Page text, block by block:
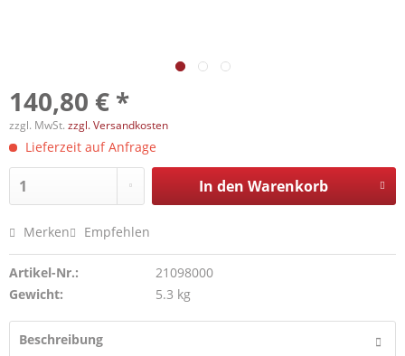
140,80 € *
zzgl. MwSt. zzgl. Versandkosten
Lieferzeit auf Anfrage
In den Warenkorb
Merken Empfehlen
Artikel-Nr.:
21098000
Gewicht:
5.3 kg
Beschreibung